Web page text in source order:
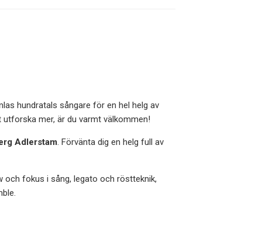
hundratals sångare för en hel helg av
mer, är du varmt välkommen!
Adlerstam . Förvänta dig en helg full av
och fokus i sång, legato och röstteknik,